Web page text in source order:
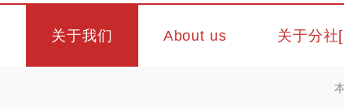
关于我们 About us 关于分社